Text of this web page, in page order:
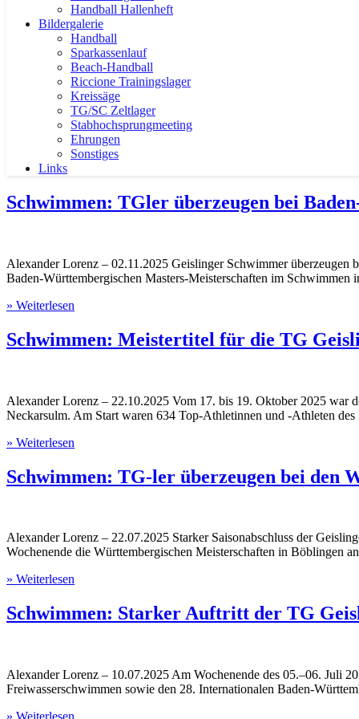
Handball Hallenheft
Bildergalerie
Handball
Sparkassenlauf
Beach-Handball
Riccione Trainingslager
Kreissäge
TG/SC Zeltlager
Stabhochsprungmeeting
Ehrungen
Sonstiges
Links
Schwimmen: TGler überzeugen bei
Alexander Lorenz – 02.11.2025 Geislinger Schwimmer
Baden-Württembergischen Masters-Meisterschaften im
» Weiterlesen
Schwimmen: Meistertitel für die TG
Alexander Lorenz – 22.10.2025 Vom 17. bis 19. Oktober 2025 war
Neckarsulm. Am Start waren 634 Top-Athletinnen und -Athleten
» Weiterlesen
Schwimmen: TG-ler überzeugen bei den
Alexander Lorenz – 22.07.2025 Starker Saisonabschluss der
Wochenende die Württembergischen Meisterschaften in Böblingen
» Weiterlesen
Schwimmen: Starker Auftritt der TG
Alexander Lorenz – 10.07.2025 Am Wochenende des 05.–06. Juli
Freiwasserschwimmen sowie den 28. Internationalen Baden-